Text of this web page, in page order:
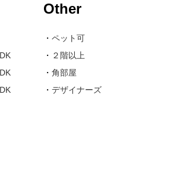
Other
・ ペット可
・ ２階以上
・ 角部屋
・ デザイナーズ